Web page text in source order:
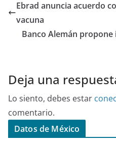
Ebrad anuncia acuerdo
vacuna
Banco Alemán
Deja una
Lo siento, debes estar
comentario.
Datos de México